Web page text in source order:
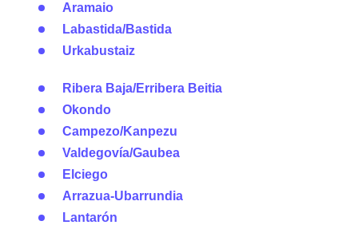
Aramaio
Labastida/Bastida
Urkabustaiz
Ribera Baja/Erribera Beitia
Okondo
Campezo/Kanpezu
Valdegovía/Gaubea
Elciego
Arrazua-Ubarrundia
Lantarón